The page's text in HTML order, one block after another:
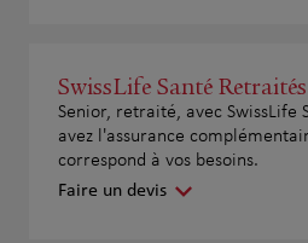
SwissLife Santé Retraités
Senior, retraité, avec SwissLife
avez l'assurance
correspond à vos besoins.
Faire un devis